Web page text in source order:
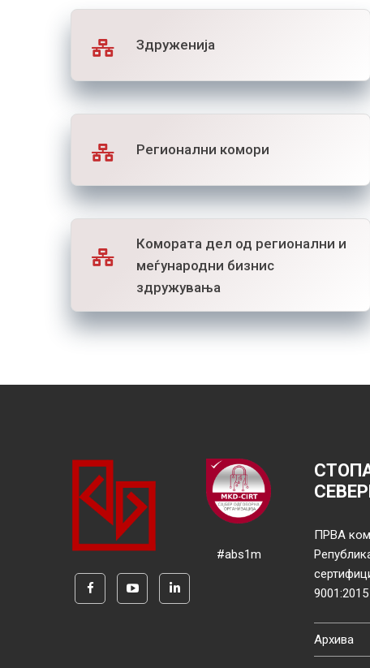
Здруженија
Регионални комори
Комората дел од регионални и
меѓународни бизнис
здружувања
#abs1m
ПРВА
9001:2015
Архива